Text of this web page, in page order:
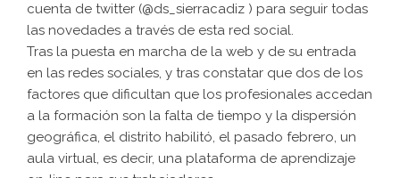
cuenta de twitter (@ds_sierracadiz ) para seguir todas
las novedades a través de esta red social.
Tras la puesta en marcha de la web y de su entrada
en las redes sociales, y tras constatar que dos de los
factores que dificultan que los profesionales accedan
a la formación son la falta de tiempo y la dispersión
geográfica, el distrito habilitó, el pasado febrero, un
aula virtual, es decir, una plataforma de aprendizaje